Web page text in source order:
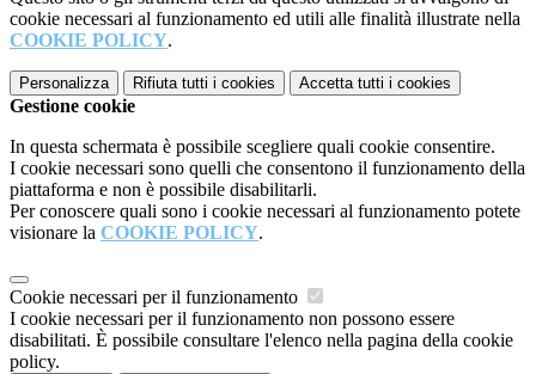
cookie necessari al funzionamento ed utili alle finalità illustrate nella
COOKIE POLICY.
Personalizza Rifiuta tutti i cookies Accetta tutti i cookies
Gestione cookie
In questa schermata è possibile scegliere quali cookie consentire.
I cookie necessari sono quelli che consentono il funzionamento della
piattaforma e non è possibile disabilitarli.
Per conoscere quali sono i cookie necessari al funzionamento potete
visionare la COOKIE POLICY.
Cookie necessari per il funzionamento
I cookie necessari per il funzionamento non possono essere
disabilitati. È possibile consultare l'elenco nella pagina della cookie
policy.